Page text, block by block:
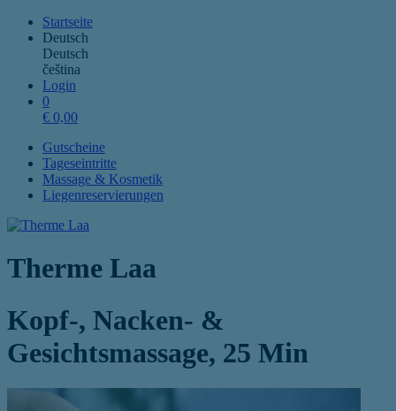
Startseite
Deutsch
Deutsch
čeština
Login
0
€ 0,00
Gutscheine
Tageseintritte
Massage & Kosmetik
Liegenreservierungen
Therme Laa
Kopf-, Nacken- &
Gesichtsmassage, 25 Min